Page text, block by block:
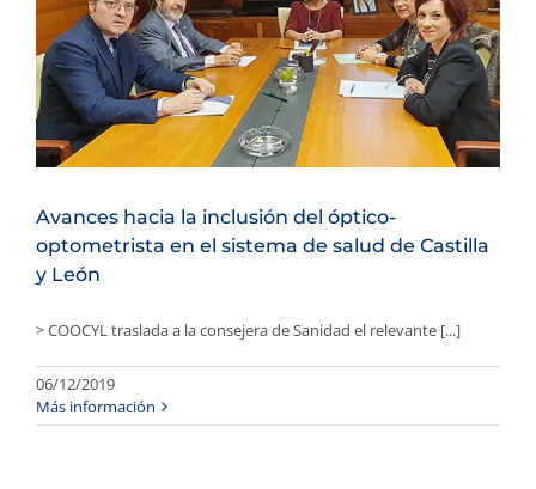
Avances hacia la inclusión del óptico-
optometrista en el sistema de salud de Castilla
y León
> COOCYL traslada a la consejera de Sanidad el relevante [...]
06/12/2019
Más información